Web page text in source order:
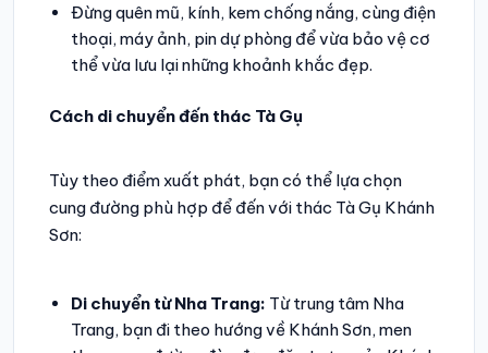
Đừng quên mũ, kính, kem chống nắng, cùng điện
thoại, máy ảnh, pin dự phòng để vừa bảo vệ cơ
thể vừa lưu lại những khoảnh khắc đẹp.
Cách di chuyển đến thác Tà Gụ
Tùy theo điểm xuất phát, bạn có thể lựa chọn
cung đường phù hợp để đến với thác Tà Gụ Khánh
Sơn:
Di chuyển từ Nha Trang: Từ trung tâm Nha
Trang, bạn đi theo hướng về Khánh Sơn, men